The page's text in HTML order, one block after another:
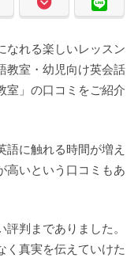
なれる楽しいレッスン
教室・幼児向け英会話
室」の口コミをご紹介
に触れる時間が増え
高いという口コミもあ
判までありました。
く真実を伝えていけた